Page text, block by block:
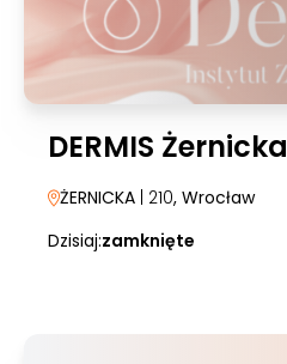
DERMIS Żernicka
ŻERNICKA | 210, Wrocław
Dzisiaj:zamknięte